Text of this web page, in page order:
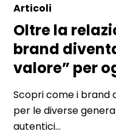
Articoli
Oltre la
brand
valore” per
Scopri come i brand
per le diverse
autentici...